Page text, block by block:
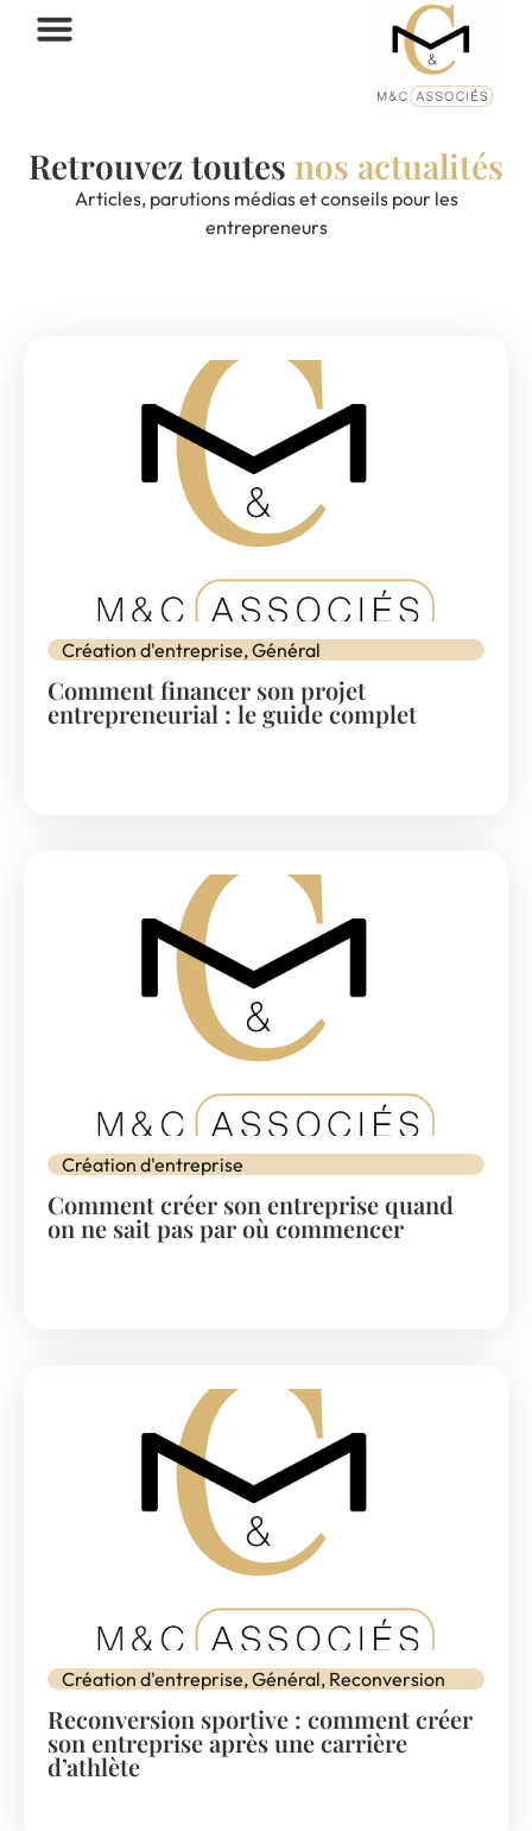
Retrouvez toutes nos actualités
Articles, parutions médias et conseils pour les
entrepreneurs
Création d'entreprise,Général
Comment financer son projet
entrepreneurial : le guide complet
Création d'entreprise
Comment créer son entreprise quand
on ne sait pas par où commencer
Création d'entreprise,Général, Reconversion
Reconversion sportive : comment créer
son entreprise après une carrière
d’athlète